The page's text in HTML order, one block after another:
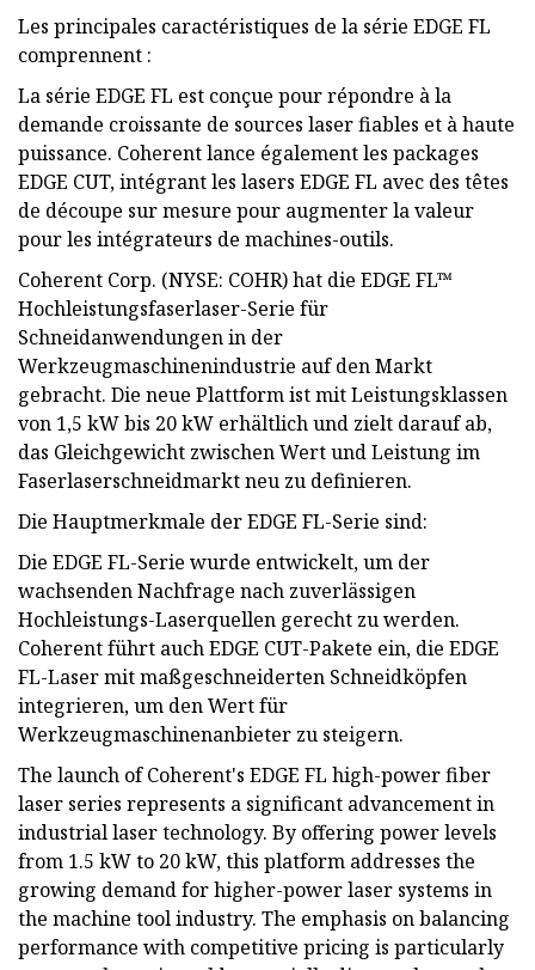
Les principales caractéristiques de la série EDGE FL
comprennent :
La série EDGE FL est conçue pour répondre à la
demande croissante de sources laser fiables et à haute
puissance. Coherent lance également les packages
EDGE CUT, intégrant les lasers EDGE FL avec des têtes
de découpe sur mesure pour augmenter la valeur
pour les intégrateurs de machines-outils.
Coherent Corp. (NYSE: COHR) hat die EDGE FL™
Hochleistungsfaserlaser-Serie für
Schneidanwendungen in der
Werkzeugmaschinenindustrie auf den Markt
gebracht. Die neue Plattform ist mit Leistungsklassen
von 1,5 kW bis 20 kW erhältlich und zielt darauf ab,
das Gleichgewicht zwischen Wert und Leistung im
Faserlaserschneidmarkt neu zu definieren.
Die Hauptmerkmale der EDGE FL-Serie sind:
Die EDGE FL-Serie wurde entwickelt, um der
wachsenden Nachfrage nach zuverlässigen
Hochleistungs-Laserquellen gerecht zu werden.
Coherent führt auch EDGE CUT-Pakete ein, die EDGE
FL-Laser mit maßgeschneiderten Schneidköpfen
integrieren, um den Wert für
Werkzeugmaschinenanbieter zu steigern.
The launch of Coherent's EDGE FL high-power fiber
laser series represents a significant advancement in
industrial laser technology. By offering power levels
from 1.5 kW to 20 kW, this platform addresses the
growing demand for higher-power laser systems in
the machine tool industry. The emphasis on balancing
performance with competitive pricing is particularly